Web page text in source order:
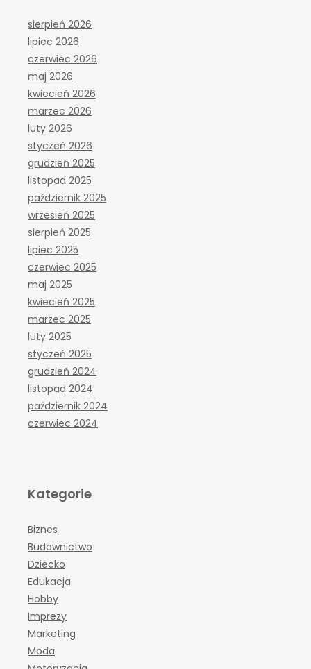
sierpień 2026
lipiec 2026
czerwiec 2026
maj 2026
kwiecień 2026
marzec 2026
luty 2026
styczeń 2026
grudzień 2025
listopad 2025
październik 2025
wrzesień 2025
sierpień 2025
lipiec 2025
czerwiec 2025
maj 2025
kwiecień 2025
marzec 2025
luty 2025
styczeń 2025
grudzień 2024
listopad 2024
październik 2024
czerwiec 2024
Kategorie
Biznes
Budownictwo
Dziecko
Edukacja
Hobby
Imprezy
Marketing
Moda